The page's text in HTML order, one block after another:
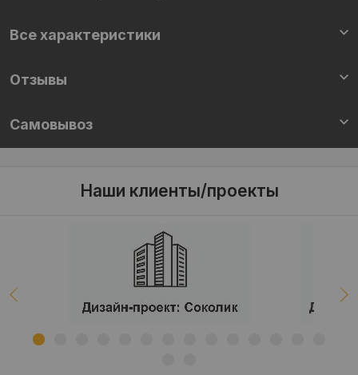
Все характеристики
Отзывы
Самовывоз
Наши клиенты/проекты